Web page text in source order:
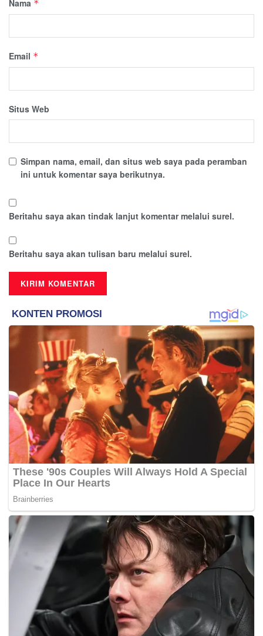
Nama *
Email *
Situs Web
Simpan nama, email, dan situs web saya pada peramban
ini untuk komentar saya berikutnya.
Beritahu saya akan tindak lanjut komentar melalui surel.
Beritahu saya akan tulisan baru melalui surel.